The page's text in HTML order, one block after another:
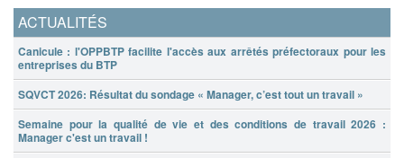
ACTUALITÉS
Canicule : l'OPPBTP facilite l'accès aux arrêtés préfectoraux pour les
entreprises du BTP
SQVCT 2026: Résultat du sondage « Manager, c’est tout un travail »
Semaine pour la qualité de vie et des conditions de travail 2026 :
Manager c'est un travail !